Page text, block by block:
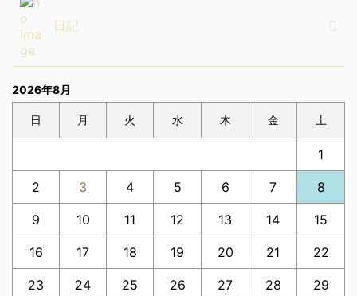
日記
2026年8月
日 月 火 水 木 金 土
1
2 3 4 5 6 7 8
9 10 11 12 13 14 15
16 17 18 19 20 21 22
23 24 25 26 27 28 29